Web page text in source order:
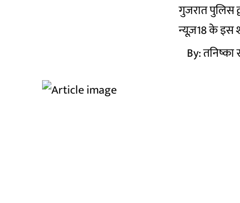
गुजरात पुलिस
न्यूज़18 के इस
By:तनिष्का